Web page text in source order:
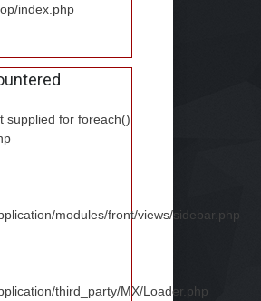
index.php
supplied for foreach()
modules/front/views/sidebar.php
third_party/MX/Loader.php